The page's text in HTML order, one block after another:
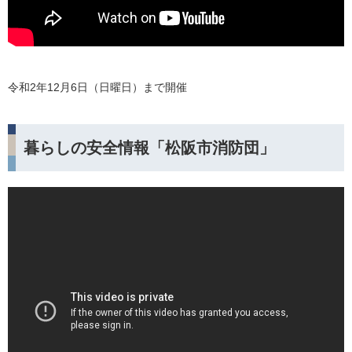
令和2年12月6日（日曜日）まで開催
暮らしの安全情報「松阪市消防団」